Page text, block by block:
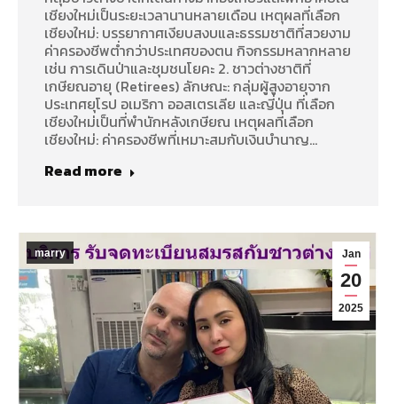
เชียงใหม่เป็นระยะเวลานานหลายเดือน เหตุผลที่เลือก
เชียงใหม่: บรรยากาศเงียบสงบและธรรมชาติที่สวยงาม
ค่าครองชีพต่ำกว่าประเทศของตน กิจกรรมหลากหลาย
เช่น การเดินป่าและชุมชนโยคะ 2. ชาวต่างชาติที่
เกษียณอายุ (Retirees) ลักษณะ: กลุ่มผู้สูงอายุจาก
ประเทศยุโรป อเมริกา ออสเตรเลีย และญี่ปุ่น ที่เลือก
เชียงใหม่เป็นที่พำนักหลังเกษียณ เหตุผลที่เลือก
เชียงใหม่: ค่าครองชีพที่เหมาะสมกับเงินบำนาญ…
Read more
Jan
20
2025
marry